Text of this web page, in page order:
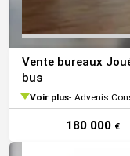
Vente bureaux
bus
Voir plus Advenis
180 000 €